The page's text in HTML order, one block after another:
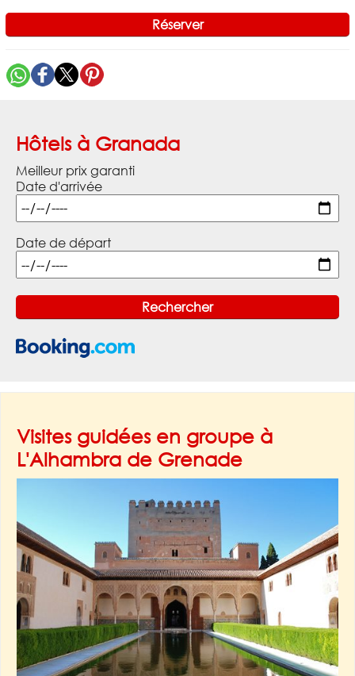
Réserver
Hôtels à Granada
Meilleur prix garanti
Date d'arrivée
Date de départ
Visites guidées en groupe à
L'Alhambra de Grenade